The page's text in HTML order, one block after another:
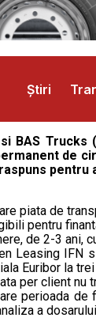
Știri
BAS
de
pentru
piata de
pentru
de 2-3 ani,
Leasing IFN
Euribor la
per client
perioada de
a